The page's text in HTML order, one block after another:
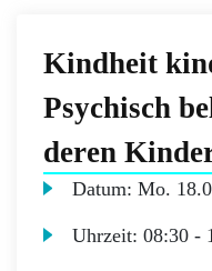
Kindheit
Psychisch
deren
Datum:Mo.
Uhrzeit:08:30 -